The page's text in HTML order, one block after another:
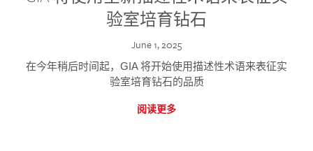
验室培育钻石
June 1, 2025
在今年稍后时间起，GIA 将开始使用描述性术语来表征实
验室培育钻石的品质
阅读更多